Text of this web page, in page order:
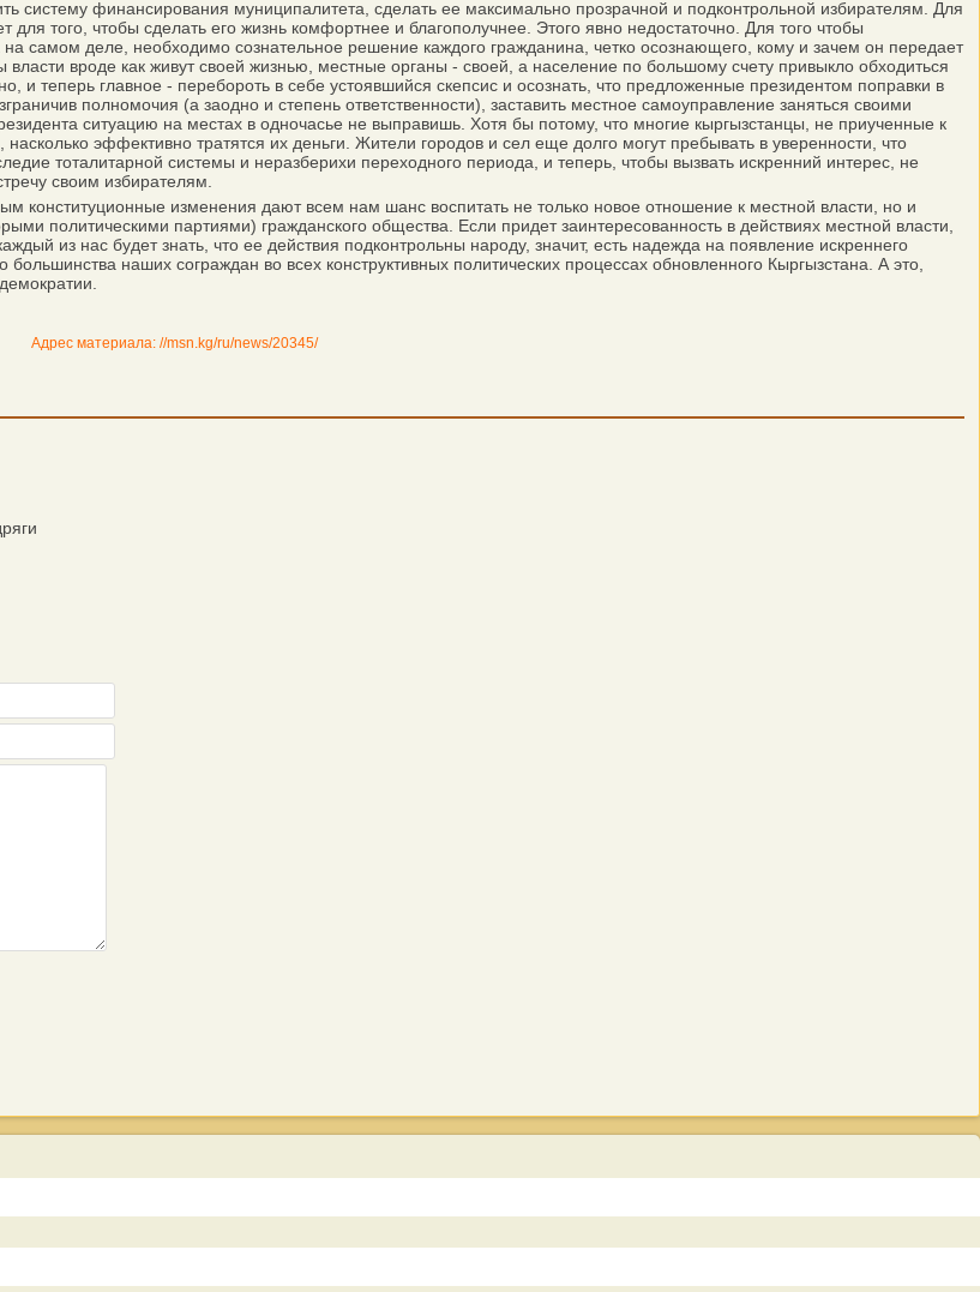
систему финансирования муниципалитета, сделать ее максимально прозрачной и подконтрольной избирателям. Для
того, чтобы сделать его жизнь комфортнее и благополучнее. Этого явно недостаточно. Для того чтобы
самом деле, необходимо сознательное решение каждого гражданина, четко осознающего, кому и зачем он передает
вроде как живут своей жизнью, местные органы - своей, а население по большому счету привыкло обходиться
и теперь главное - перебороть в себе устоявшийся скепсис и осознать, что предложенные президентом поправки в
полномочия (а заодно и степень ответственности), заставить местное самоуправление заняться своими
ситуацию на местах в одночасье не выправишь. Хотя бы потому, что многие кыргызстанцы, не приученные к
эффективно тратятся их деньги. Жители городов и сел еще долго могут пребывать в уверенности, что
тоталитарной системы и неразберихи переходного периода, и теперь, чтобы вызвать искренний интерес, не
своим избирателям.
изменения дают всем нам шанс воспитать не только новое отношение к местной власти, но и
политическими партиями) гражданского общества. Если придет заинтересованность в действиях местной власти,
из нас будет знать, что ее действия подконтрольны народу, значит, есть надежда на появление искреннего
наших сограждан во всех конструктивных политических процессах обновленного Кыргызстана. А это,
Адрес материала: //msn.kg/ru/news/20345/